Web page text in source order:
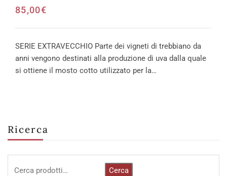
Ricerca
Cerca
85,00€
SERIE EXTRAVECCHIO Parte dei vigneti di trebbiano da
anni vengono destinati alla produzione di uva dalla quale
si ottiene il mosto cotto utilizzato per la…